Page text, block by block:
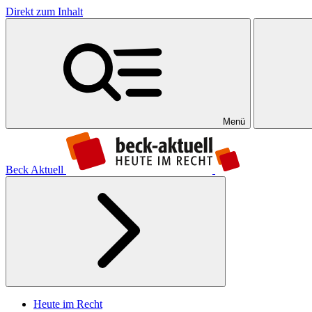
Direkt zum Inhalt
Menü
Beck Aktuell
Heute im Recht